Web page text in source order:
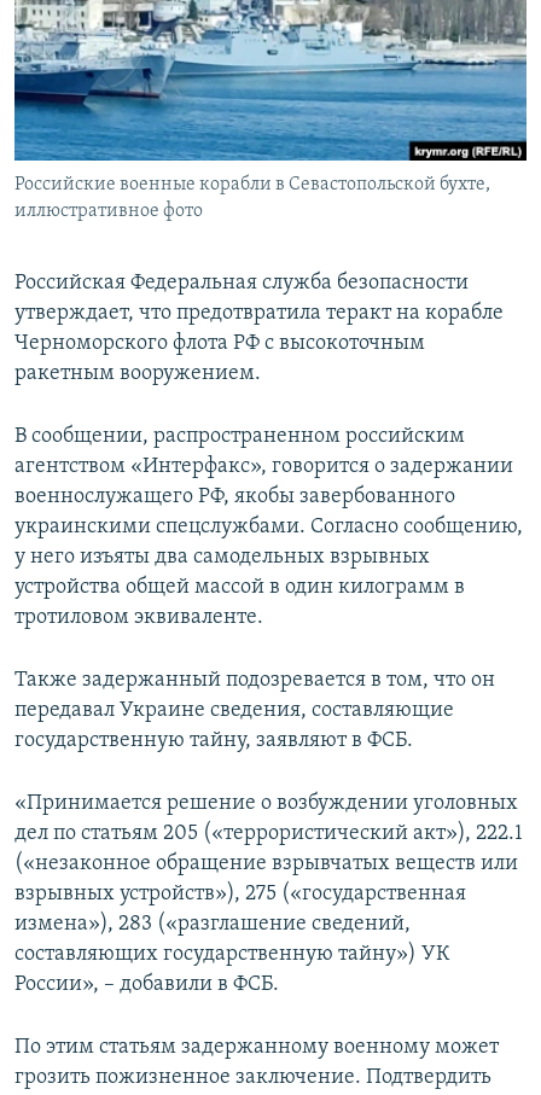
ПОБЕДИТЕЛЕЙ НЕ СУДЯТ?
КРЫМ.НЕПОКОРЕННЫЙ
ELIFBE
УКРАИНСКАЯ ПРОБЛЕМА КРЫМА
ПРИСОЕДИНЯЙТЕСЬ!
Все сайты RFE/RL
Российские военные корабли в Севастопольской бухте,
иллюстративное фото
Российская Федеральная служба безопасности
утверждает, что предотвратила теракт на корабле
Черноморского флота РФ с высокоточным
ракетным вооружением.
В сообщении, распространенном российским
агентством «Интерфакс», говорится о задержании
военнослужащего РФ, якобы завербованного
украинскими спецслужбами. Согласно сообщению,
у него изъяты два самодельных взрывных
устройства общей массой в один килограмм в
тротиловом эквиваленте.
Также задержанный подозревается в том, что он
передавал Украине сведения, составляющие
государственную тайну, заявляют в ФСБ.
«Принимается решение о возбуждении уголовных
дел по статьям 205 («террористический акт»), 222.1
(«незаконное обращение взрывчатых веществ или
взрывных устройств»), 275 («государственная
измена»), 283 («разглашение сведений,
составляющих государственную тайну») УК
России», – добавили в ФСБ.
По этим статьям задержанному военному может
грозить пожизненное заключение. Подтвердить